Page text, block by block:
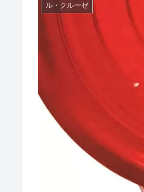
ル・クルーゼ